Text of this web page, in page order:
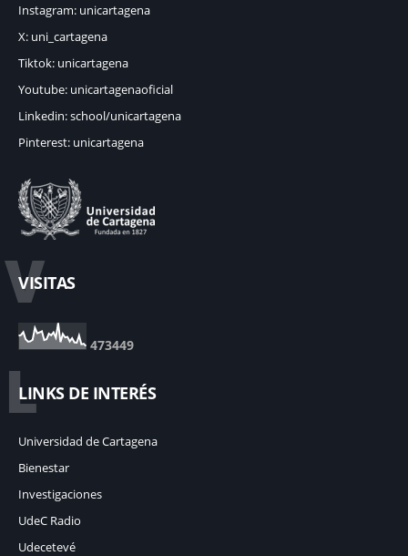
Instagram: unicartagena
X: uni_cartagena
Tiktok: unicartagena
Youtube: unicartagenaoficial
Linkedin: school/unicartagena
Pinterest: unicartagena
V
VISITAS
473449
L
LINKS DE INTERÉS
Universidad de Cartagena
Bienestar
Investigaciones
UdeC Radio
Udecetevé